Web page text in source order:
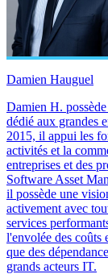
Damien Hauguel
Damien H.
dédié aux grandes
2015, il appui les
activités et la
entreprises et des
Software Asset
il possède une
activement avec
services
l'envolée des coûts
que des
grands acteurs IT.